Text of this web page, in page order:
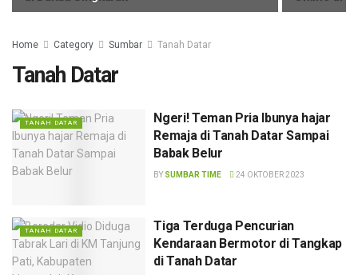
Home Category Sumbar Tanah Datar
Tanah Datar
TANAH DATAR
Ngeri! Teman Pria Ibunya hajar
Remaja di Tanah Datar Sampai
Babak Belur
BY SUMBAR TIME 24 OKTOBER 2023
TANAH DATAR
Tiga Terduga Pencurian
Kendaraan Bermotor di Tangkap
di Tanah Datar